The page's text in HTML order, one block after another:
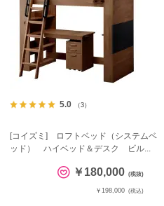
5.0 （3）
[コイズミ] ロフトベッド（システムベ
ッド） ハイベッド＆デスク ビル...
￥180,000 (税抜)
￥198,000 (税込)